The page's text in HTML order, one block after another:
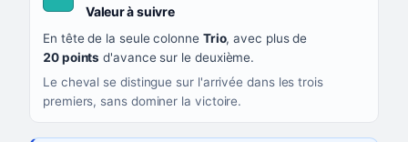
Valeur à suivre, couleur turquoise
En tête de la seule colonne Trio, avec plus de
20 points d'avance sur le deuxième.
Le cheval se distingue sur l'arrivée dans les trois
premiers, sans dominer la victoire.